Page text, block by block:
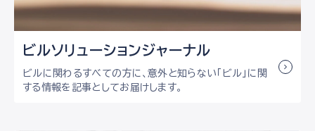
ビルソリューションジャーナル
ビルに関わるすべての方に、意外と知らない「ビル」に関
する情報を記事としてお届けします。